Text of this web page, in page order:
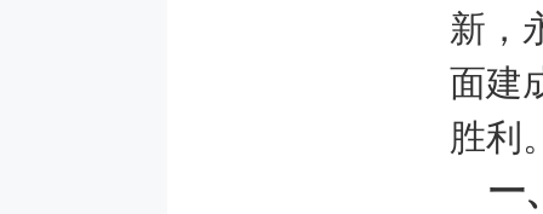
新，
面建
胜利
一